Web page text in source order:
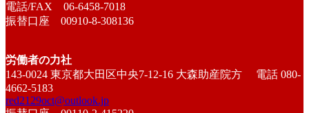
電話/FAX 06-6458-7018
振替口座 00910-8-308136
労働者の力社
143-0024 東京都大田区中央7-12-16 大森助産院方 電話 080-
4662-5183
red2129oct@outlook.jp